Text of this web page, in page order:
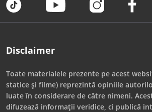
Disclaimer
Toate materialele prezente pe acest
statice și filme) reprezintă opiniile
luate în considerare de către nimeni.
difuzează informații veridice, ci publică